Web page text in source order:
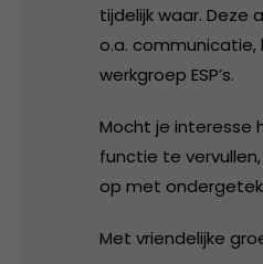
tijdelijk waar.
o.a. communicatie,
werkgroep ESP’s.
Mocht je interesse
functie te
op met
Met vriendelijke